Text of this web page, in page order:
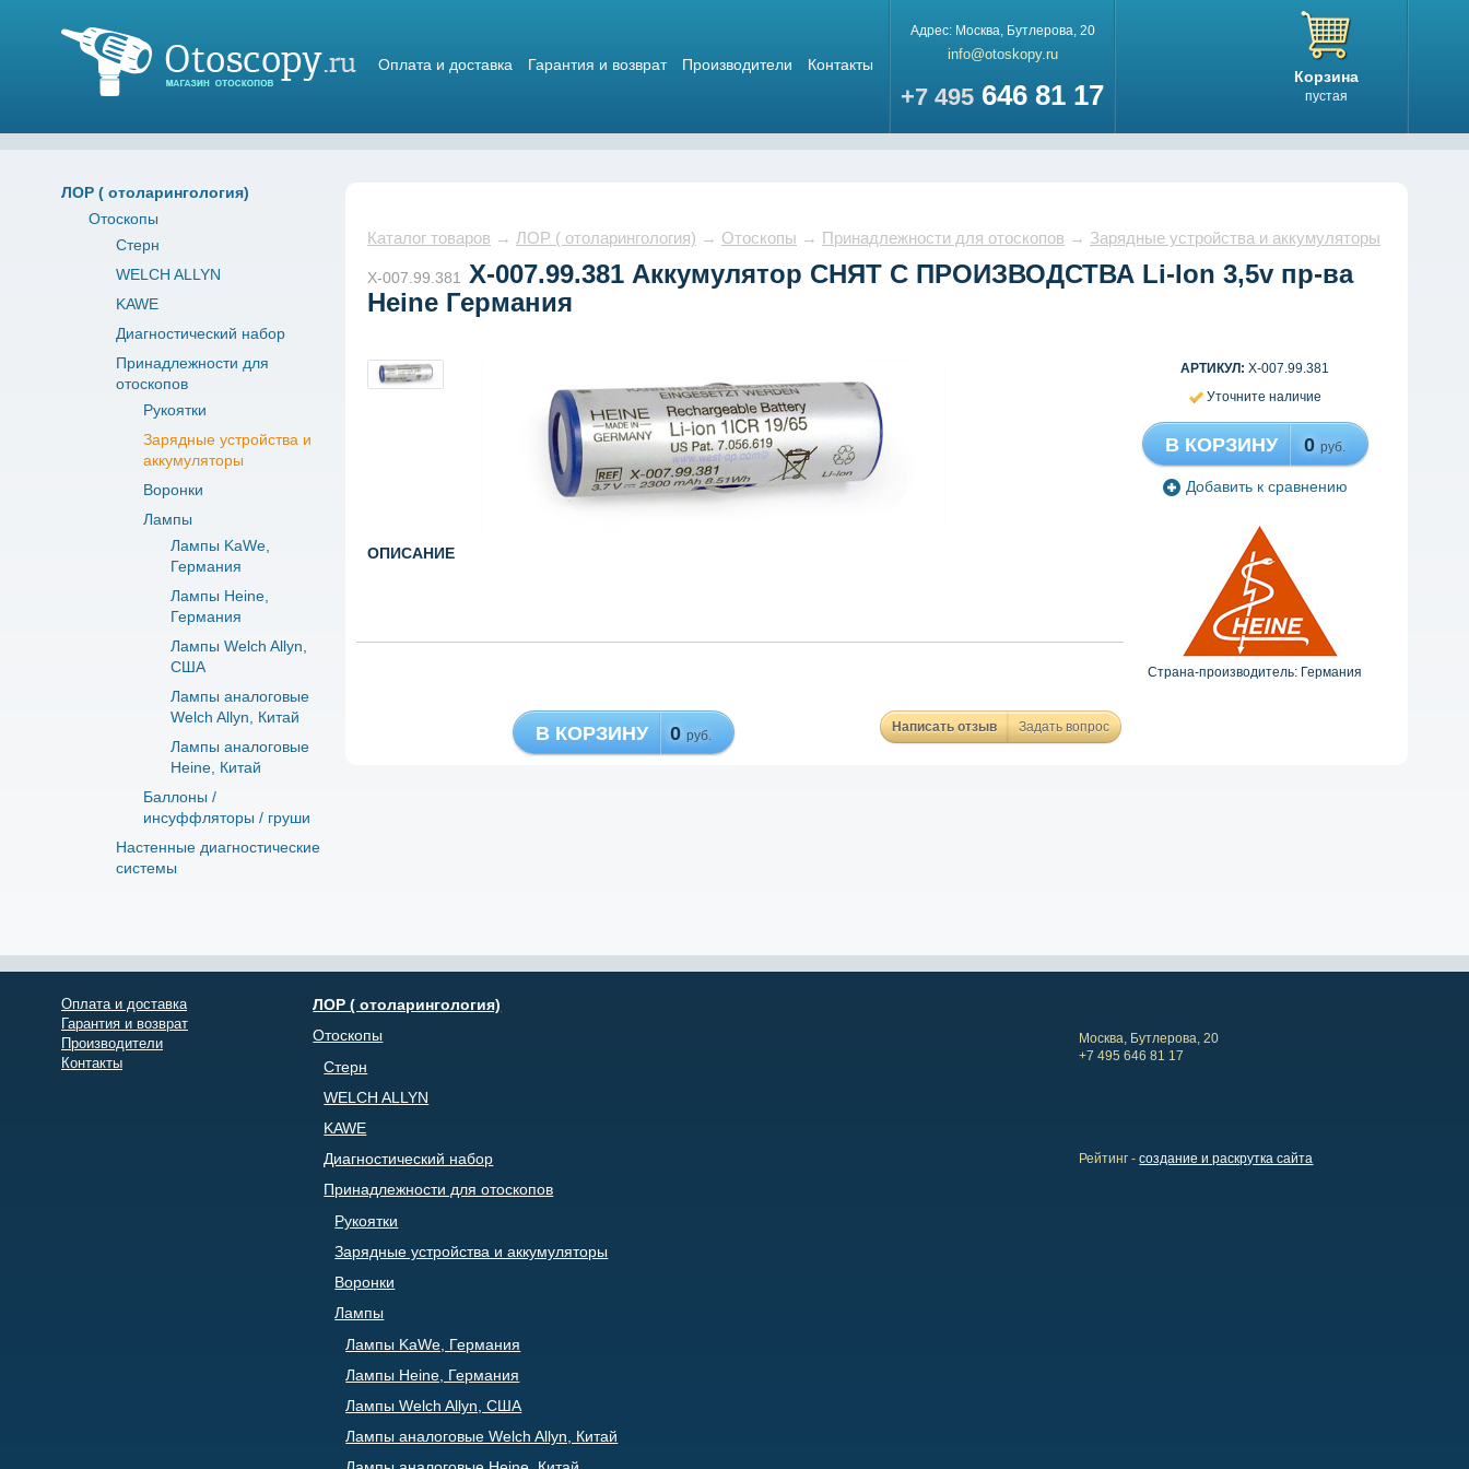
Оплата и доставка Гарантия и возврат Производители Контакты
Адрес: Москва, Бутлерова, 20
info@otoskopy.ru
+7 495 646 81 17
Корзина
пустая
ЛОР ( отоларингология)
Отоскопы
Стерн
WELCH ALLYN
KAWE
Диагностический набор
Принадлежности для
отоскопов
Рукоятки
Зарядные устройства и
аккумуляторы
Воронки
Лампы
Лампы KaWe,
Германия
Лампы Heine,
Германия
Лампы Welch Allyn,
США
Лампы аналоговые
Welch Allyn, Китай
Лампы аналоговые
Heine, Китай
Баллоны /
инсуффляторы / груши
Настенные диагностические
системы
Каталог товаров → ЛОР ( отоларингология) → Отоскопы → Принадлежности для отоскопов → Зарядные устройства и аккумуляторы
X-007.99.381
X-007.99.381 Аккумулятор СНЯТ С ПРОИЗВОДСТВА Li-Ion 3,5v пр-ва
Heine Германия
АРТИКУЛ: X-007.99.381
Уточните наличие
В КОРЗИНУ 0 руб.
Добавить к сравнению
Страна-производитель: Германия
ОПИСАНИЕ
Написать отзыв Задать вопрос
В КОРЗИНУ 0 руб.
Оплата и доставка
Гарантия и возврат
Производители
Контакты
ЛОР ( отоларингология)
Отоскопы
Стерн
WELCH ALLYN
KAWE
Диагностический набор
Принадлежности для отоскопов
Рукоятки
Зарядные устройства и аккумуляторы
Воронки
Лампы
Лампы KaWe, Германия
Лампы Heine, Германия
Лампы Welch Allyn, США
Лампы аналоговые Welch Allyn, Китай
Москва, Бутлерова, 20
+7 495 646 81 17
Рейтинг -создание и раскрутка сайта